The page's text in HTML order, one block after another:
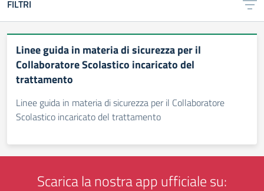
FILTRI
Linee guida in materia di sicurezza per il
Collaboratore Scolastico incaricato del
trattamento
Linee guida in materia di sicurezza per il Collaboratore
Scolastico incaricato del trattamento
Scarica la nostra app ufficiale su: